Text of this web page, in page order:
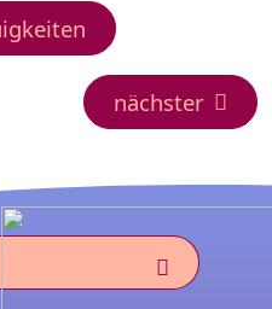
nächster